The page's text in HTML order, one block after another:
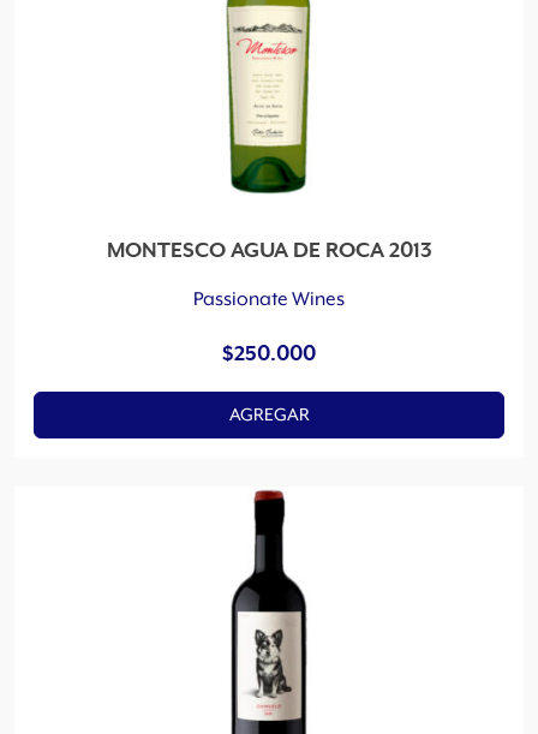
MONTESCO AGUA DE ROCA 2013
Passionate Wines
$250.000
AGREGAR